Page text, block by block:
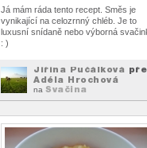
Já mám ráda tento recept. Směs je
vynikající na celozrnný chléb. Je to
luxusní snídaně nebo výborná
: )
Jiřina Pučálková
Adéla Hrochová
na Svačina